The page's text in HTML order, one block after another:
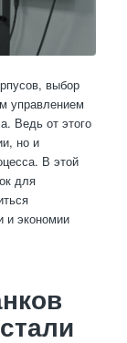
выбор
управлением
Ведь от этого
но и
В этой
для
и экономии